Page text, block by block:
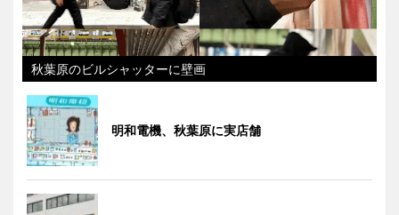
秋葉原のビルシャッターに壁画
明和電機、秋葉原に実店舗